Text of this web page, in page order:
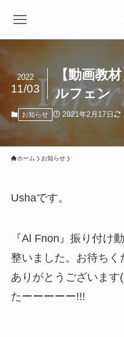
【動画教
ルフェン
2022
11/03
お知らせ 2021年2月17日
ホーム お知らせ
Ushaです。
『Al Fnon』振り付け
整いました。お待ち
ありがとうございます
たーーーーー!!!